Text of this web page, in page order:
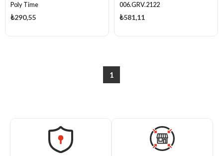
Poly Time
₺290,55
cm
006.GRV.2122
₺581,11
1